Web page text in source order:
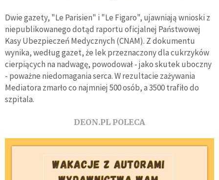
Dwie gazety, "Le Parisien" i "Le Figaro", ujawniają wnioski z
niepublikowanego dotąd raportu oficjalnej Państwowej
Kasy Ubezpieczeń Medycznych (CNAM). Z dokumentu
wynika, według gazet, że lek przeznaczony dla cukrzyków
cierpiących na nadwagę, powodował - jako skutek uboczny
- poważne niedomagania serca. W rezultacie zażywania
Mediatora zmarło co najmniej 500 osób, a 3500 trafiło do
szpitala.
DEON.PL POLECA